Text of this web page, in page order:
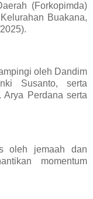
(Forkopimda)
Buakana,
oleh Dandim
Susanto, serta
Arya Perdana serta
oleh jemaah dan
momentum